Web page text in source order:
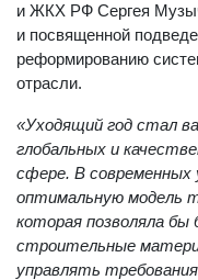
и ЖКХ РФ Сергея
и посвященной
реформированию
отрасли.
«Уходящий год стал
глобальных и
сфере. В современных
оптимальную модель
которая позволяла
строительные
управлять